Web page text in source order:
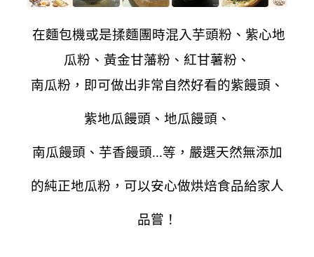
在麵包機或是揉麵團時混入芋頭粉、 紫心地
瓜粉、 黃金甘藩粉、紅甘薯粉、
南瓜粉，即可做出非常自然好看的紫饅頭、
紫地瓜饅頭、地瓜饅頭、
南瓜饅頭、芋香饅頭...等，嚴選天然無添加
的純正地瓜粉，可以安心做烘焙食品給家人
品嘗！